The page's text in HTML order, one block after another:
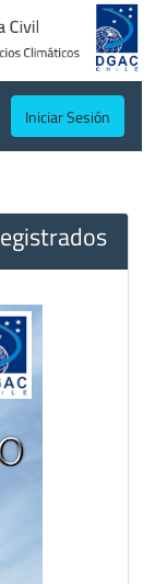
Iniciar Sesión